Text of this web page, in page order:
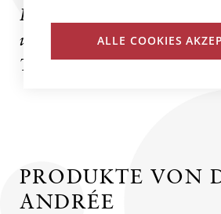
Handschrift des Winzers,
und pflegt, zeigen Reinheit,
Tiefe.
PRODUKTE VON
ANDRÉE
ALLE COOKIES